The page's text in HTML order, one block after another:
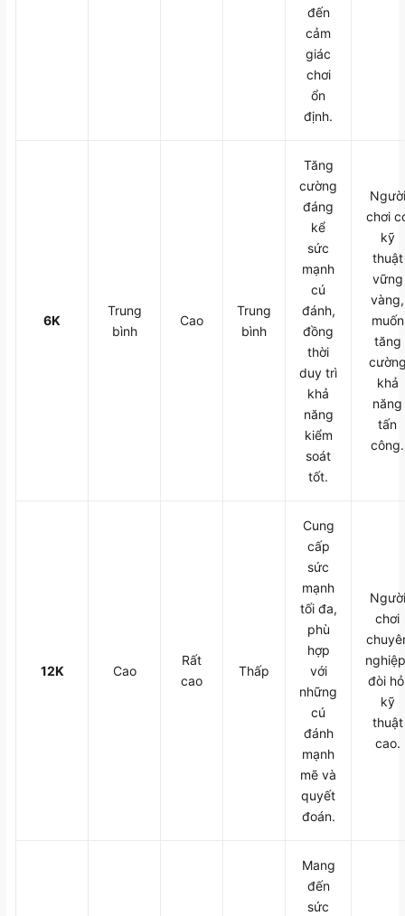
đến
cảm
giác
chơi
ổn
định.
6K
Trung
bình
Cao
Trung
bình
Tăng
cường
đáng
kể
sức
mạnh
cú
đánh,
đồng
thời
duy trì
khả
năng
kiểm
soát
tốt.
Người
chơi
kỹ
thuật
vững
vàng,
muốn
tăng
khả
năng
tấn
công.
12K Cao
Rất
cao
Thấp
Cung
cấp
sức
mạnh
tối đa,
phù
hợp
với
những
cú
đánh
mạnh
mẽ và
quyết
đoán.
Người
chơi
đòi
kỹ
thuật
cao.
Mang
đến
sức